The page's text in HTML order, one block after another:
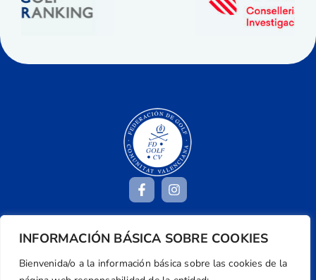
INFORMACIÓN BÁSICA SOBRE COOKIES
Bienvenida/o a la información básica sobre las cookies de la
Dirección
Centre de L´Esport, Carrer d'Isaac Peral i